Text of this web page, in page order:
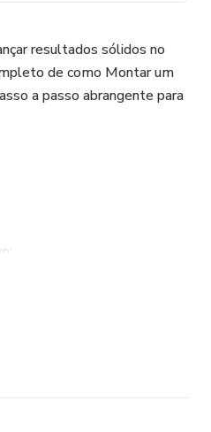
resultados sólidos no
de como Montar um
a passo abrangente para